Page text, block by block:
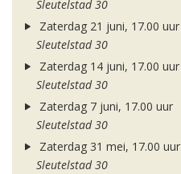
Sleutelstad 30
Zaterdag 21 juni, 17.00 uur
Sleutelstad 30
Zaterdag 14 juni, 17.00 uur
Sleutelstad 30
Zaterdag 7 juni, 17.00 uur
Sleutelstad 30
Zaterdag 31 mei, 17.00 uur
Sleutelstad 30